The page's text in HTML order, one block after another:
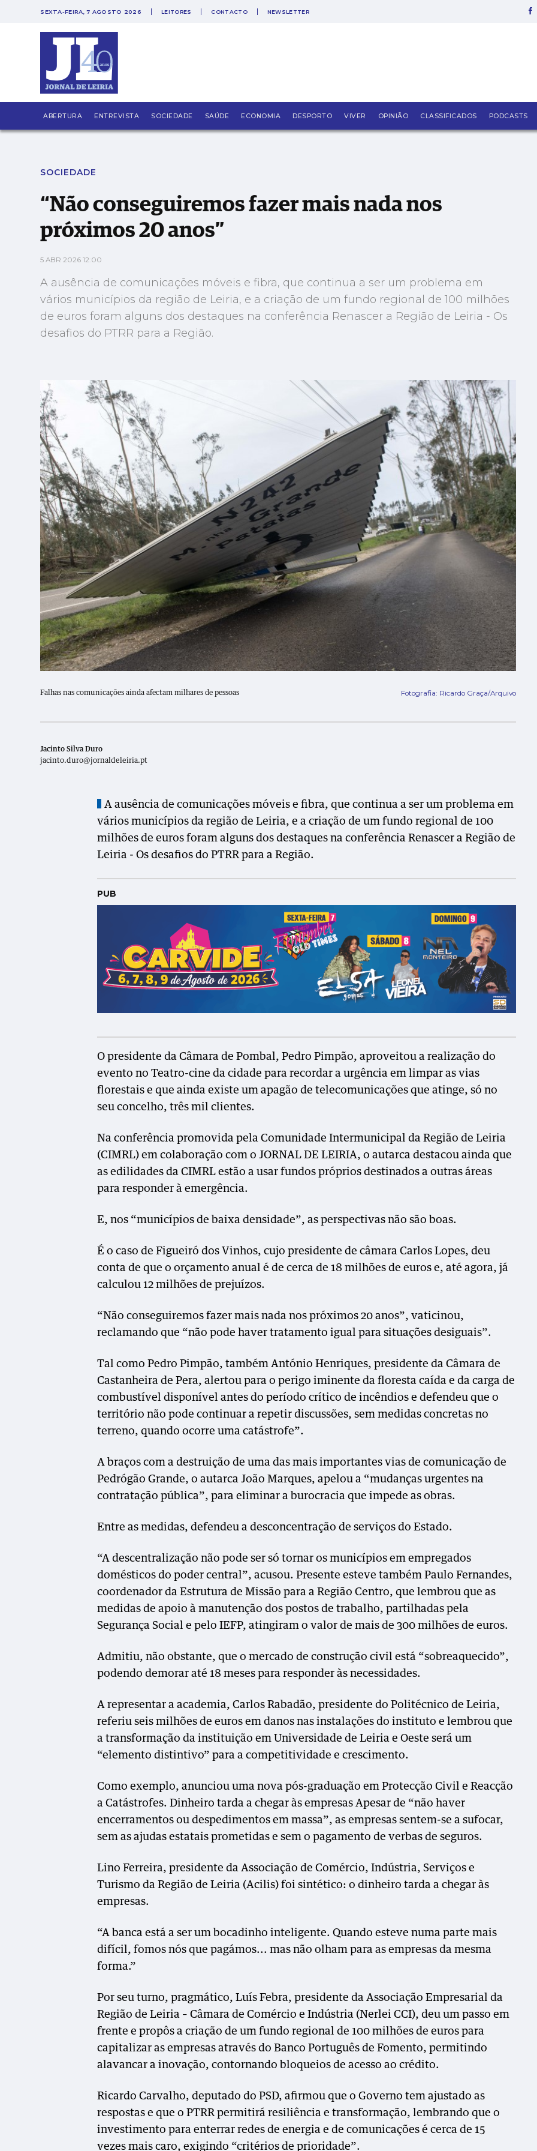
SEXTA-FEIRA, 7 AGOSTO 2026 LEITORES CONTACTO NEWSLETTER
ABERTURA ENTREVISTA SOCIEDADE SAÚDE ECONOMIA DESPORTO VIVER OPINIÃO CLASSIFICADOS PODCASTS
“Não conseguiremos fazer mais nada nos próximos 20 anos”
SOCIEDADE
“Não conseguiremos fazer mais nada nos
próximos 20 anos”
5 ABR 2026 12:00
A ausência de comunicações móveis e fibra, que continua a ser um problema em
vários municípios da região de Leiria, e a criação de um fundo regional de 100 milhões
de euros foram alguns dos destaques na conferência Renascer a Região de Leiria - Os
desafios do PTRR para a Região.
Falhas nas comunicações ainda afectam milhares de pessoas Fotografia: Ricardo Graça/Arquivo
Jacinto Silva Duro
jacinto.duro@jornaldeleiria.pt
A ausência de comunicações móveis e fibra, que continua a ser um problema em
vários municípios da região de Leiria, e a criação de um fundo regional de 100
milhões de euros foram alguns dos destaques na conferência Renascer a Região de
Leiria - Os desafios do PTRR para a Região.
PUB
O presidente da Câmara de Pombal, Pedro Pimpão, aproveitou a realização do
evento no Teatro-cine da cidade para recordar a urgência em limpar as vias
florestais e que ainda existe um apagão de telecomunicações que atinge, só no
seu concelho, três mil clientes.
Na conferência promovida pela Comunidade Intermunicipal da Região de Leiria
(CIMRL) em colaboração com o JORNAL DE LEIRIA, o autarca destacou ainda que
as edilidades da CIMRL estão a usar fundos próprios destinados a outras áreas
para responder à emergência.
E, nos “municípios de baixa densidade”, as perspectivas não são boas.
É o caso de Figueiró dos Vinhos, cujo presidente de câmara Carlos Lopes, deu
conta de que o orçamento anual é de cerca de 18 milhões de euros e, até agora, já
calculou 12 milhões de prejuízos.
“Não conseguiremos fazer mais nada nos próximos 20 anos”, vaticinou,
reclamando que “não pode haver tratamento igual para situações desiguais”.
Tal como Pedro Pimpão, também António Henriques, presidente da Câmara de
Castanheira de Pera, alertou para o perigo iminente da floresta caída e da carga de
combustível disponível antes do período crítico de incêndios e defendeu que o
território não pode continuar a repetir discussões, sem medidas concretas no
terreno, quando ocorre uma catástrofe”.
A braços com a destruição de uma das mais importantes vias de comunicação de
Pedrógão Grande, o autarca João Marques, apelou a “mudanças urgentes na
contratação pública”, para eliminar a burocracia que impede as obras.
Entre as medidas, defendeu a desconcentração de serviços do Estado.
“A descentralização não pode ser só tornar os municípios em empregados
domésticos do poder central”, acusou. Presente esteve também Paulo Fernandes,
coordenador da Estrutura de Missão para a Região Centro, que lembrou que as
medidas de apoio à manutenção dos postos de trabalho, partilhadas pela
Segurança Social e pelo IEFP, atingiram o valor de mais de 300 milhões de euros.
Admitiu, não obstante, que o mercado de construção civil está “sobreaquecido”,
podendo demorar até 18 meses para responder às necessidades.
A representar a academia, Carlos Rabadão, presidente do Politécnico de Leiria,
referiu seis milhões de euros em danos nas instalações do instituto e lembrou que
a transformação da instituição em Universidade de Leiria e Oeste será um
“elemento distintivo” para a competitividade e crescimento.
Como exemplo, anunciou uma nova pós-graduação em Protecção Civil e Reacção
a Catástrofes. Dinheiro tarda a chegar às empresas Apesar de “não haver
encerramentos ou despedimentos em massa”, as empresas sentem-se a sufocar,
sem as ajudas estatais prometidas e sem o pagamento de verbas de seguros.
Lino Ferreira, presidente da Associação de Comércio, Indústria, Serviços e
Turismo da Região de Leiria (Acilis) foi sintético: o dinheiro tarda a chegar às
empresas.
“A banca está a ser um bocadinho inteligente. Quando esteve numa parte mais
difícil, fomos nós que pagámos... mas não olham para as empresas da mesma
forma.”
Por seu turno, pragmático, Luís Febra, presidente da Associação Empresarial da
Região de Leiria – Câmara de Comércio e Indústria (Nerlei CCI), deu um passo em
frente e propôs a criação de um fundo regional de 100 milhões de euros para
capitalizar as empresas através do Banco Português de Fomento, permitindo
alavancar a inovação, contornando bloqueios de acesso ao crédito.
Ricardo Carvalho, deputado do PSD, afirmou que o Governo tem ajustado as
respostas e que o PTRR permitirá resiliência e transformação, lembrando que o
investimento para enterrar redes de energia e de comunicações é cerca de 15
vezes mais caro, exigindo “critérios de prioridade”.